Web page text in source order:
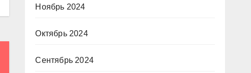
Ноябрь 2024
Октябрь 2024
Сентябрь 2024